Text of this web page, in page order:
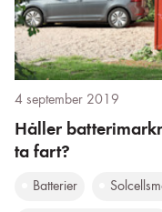
4 september 2019
Håller
ta fart?
Batterier